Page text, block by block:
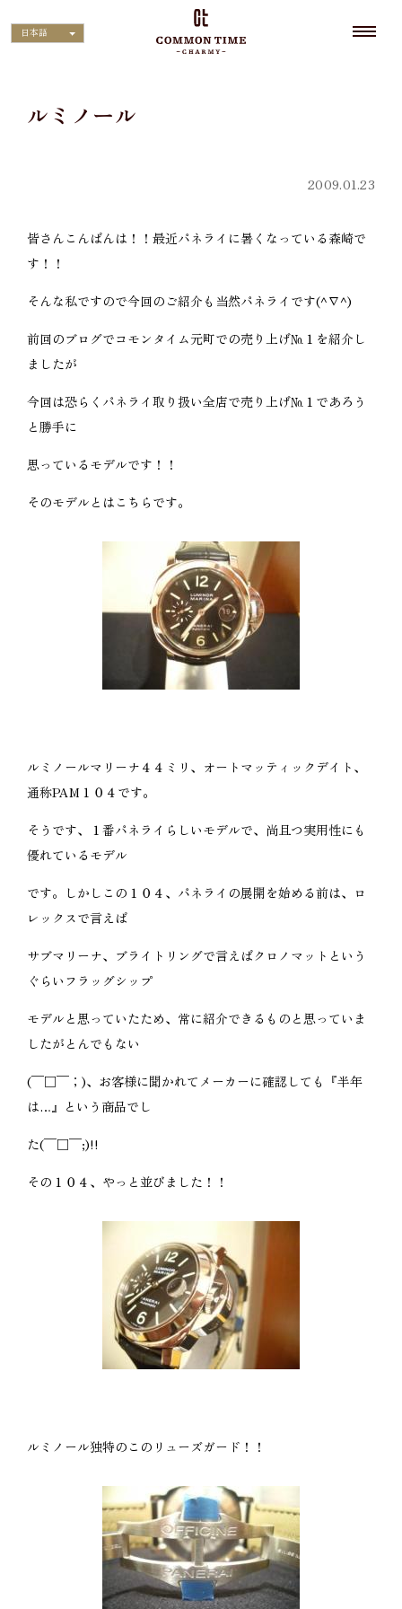
日本語
ルミノール
2009.01.23
皆さんこんばんは！！最近パネライに暑くなっている森崎で
す！！
そんな私ですので今回のご紹介も当然パネライです(^∇^)
前回のブログでコモンタイム元町での売り上げ№１を紹介し
ましたが
今回は恐らくパネライ取り扱い全店で売り上げ№１であろう
と勝手に
思っているモデルです！！
そのモデルとはこちらです。
ルミノールマリーナ４４ミリ、オートマッティックデイト、
通称PAM１０４です。
そうです、１番パネライらしいモデルで、尚且つ実用性にも
優れているモデル
です。しかしこの１０４、パネライの展開を始める前は、ロ
レックスで言えば
サブマリーナ、ブライトリングで言えばクロノマットという
ぐらいフラッグシップ
モデルと思っていたため、常に紹介できるものと思っていま
したがとんでもない
(￣□￣；)、お客様に聞かれてメーカーに確認しても『半年
は…』という商品でし
た(￣□￣;)!!
その１０４、やっと並びました！！
ルミノール独特のこのリューズガード！！